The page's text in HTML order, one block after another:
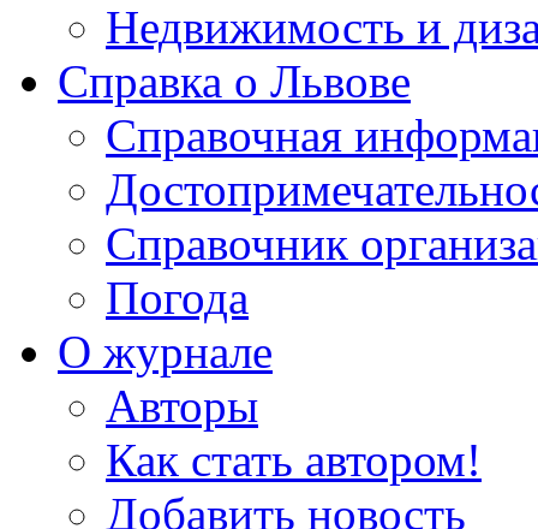
Недвижимость и
Справка о Львове
Справочная
Справочник
Погода
О журнале
Авторы
Как стать автором!
Добавить новость